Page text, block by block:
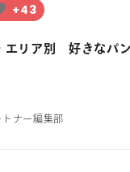
+43
エリア別 好きなパ
ナー編集部